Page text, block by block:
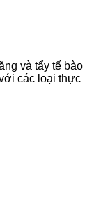
và tẩy tế bào
các loại thực